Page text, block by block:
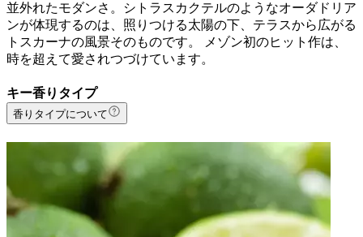
並外れたモダンさ。シトラスカクテルのようなオーダドリア
ンが体現するのは、照りつける太陽の下、テラスから広がる
トスカーナの風景そのものです。 メゾン初のヒット作は、
時を超えて愛されつづけています。
キー香りタイプ
香りタイプについて